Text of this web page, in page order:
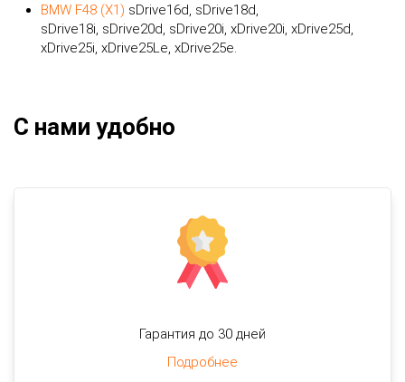
BMW F48 (X1) sDrive16d, sDrive18d,
sDrive18i, sDrive20d, sDrive20i, xDrive20i, xDrive25d,
xDrive25i, xDrive25Le, xDrive25e.
С нами удобно
Гарантия до 30 дней
Подробнее